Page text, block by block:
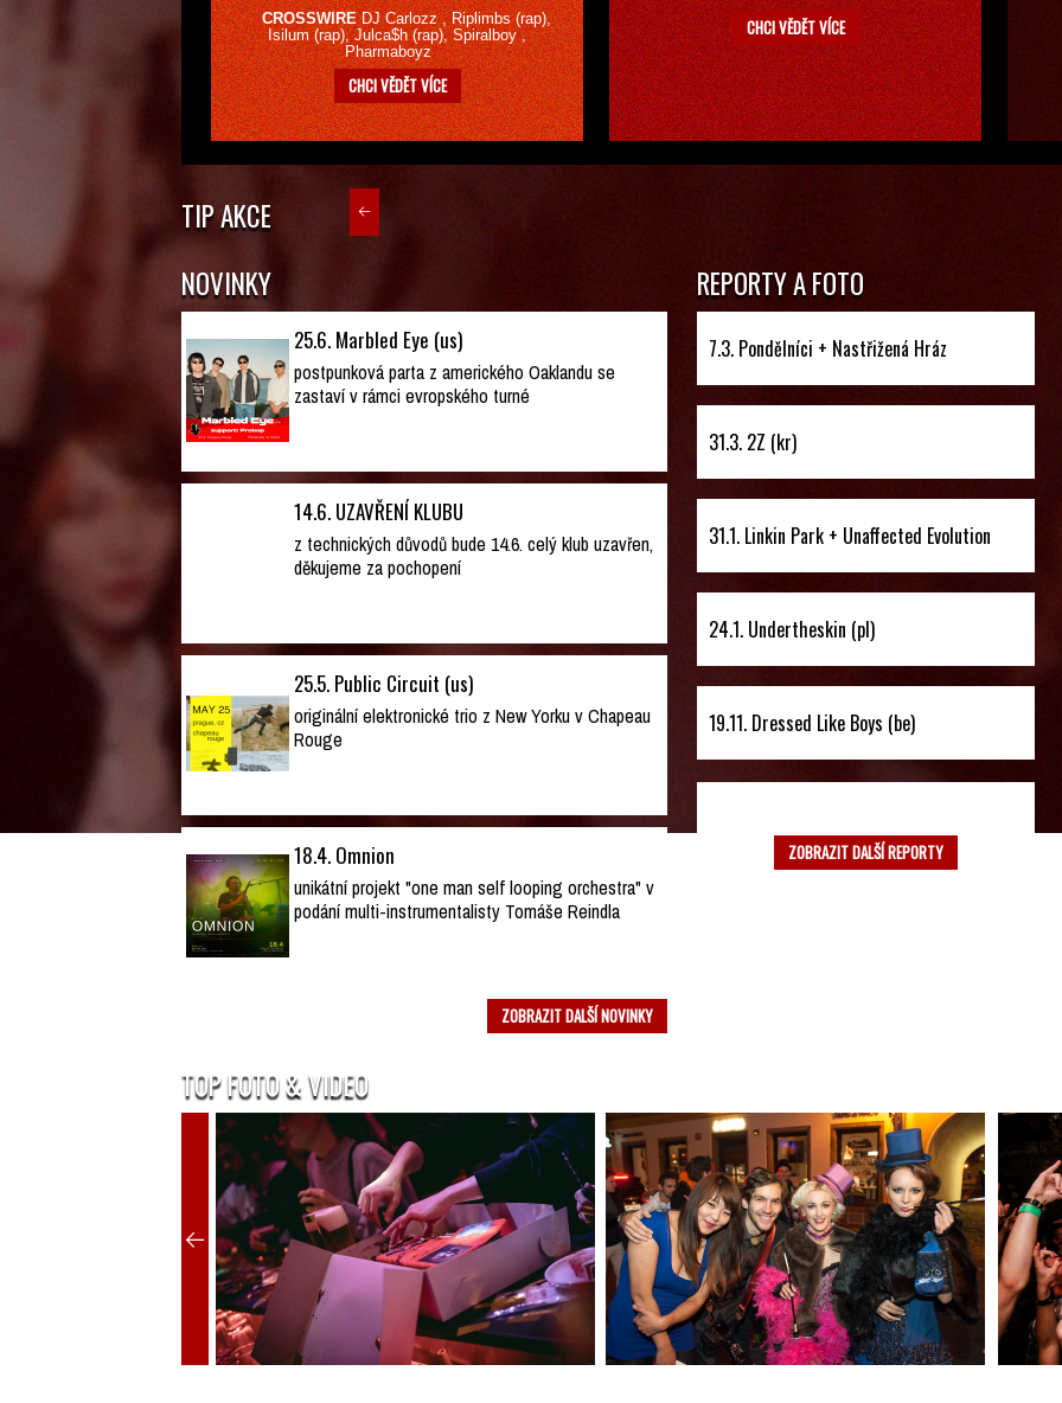
CROSSWIREDJ Carlozz, Riplimbs(rap),
Isilum(rap), Julca$h(rap), Spiralboy,
Pharmaboyz
CHCI VĚDĚT VÍCE
CHCI VĚDĚT VÍCE
TIP AKCE
NOVINKY
25.6. Marbled Eye (us)
postpunková parta z amerického Oaklandu se
zastaví v rámci evropského turné
14.6. UZAVŘENÍ KLUBU
z technických důvodů bude 14.6. celý klub uzavřen,
děkujeme za pochopení
25.5. Public Circuit (us)
originální elektronické trio z New Yorku v Chapeau
Rouge
18.4. Omnion
unikátní projekt "one man self looping orchestra" v
podání multi-instrumentalisty Tomáše Reindla
ZOBRAZIT DALŠÍ NOVINKY
REPORTY A FOTO
7.3. Pondělníci + Nastřižená Hráz
31.3. 2Z (kr)
31.1. Linkin Park + Unaffected Evolution
24.1. Undertheskin (pl)
19.11. Dressed Like Boys (be)
ZOBRAZIT DALŠÍ REPORTY
TOP FOTO & VIDEO